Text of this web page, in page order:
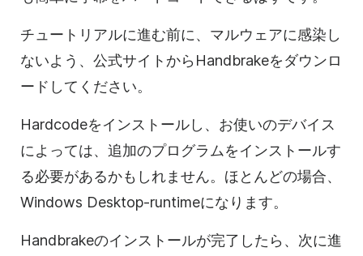
チュートリアルに進む前に、マルウェアに感染し
ないよう、公式サイトからHandbrakeをダウンロ
ードしてください。
Hardcodeをインストールし、お使いのデバイス
によっては、追加のプログラムをインストールす
る必要があるかもしれません。ほとんどの場合、
Windows Desktop-runtimeになります。
Handbrakeのインストールが完了したら、次に進